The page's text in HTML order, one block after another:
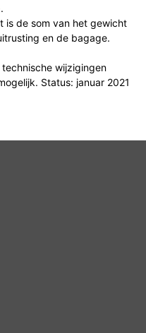
is de som van het gewicht
en de bagage.
wijzigingen
Status: januar 2021